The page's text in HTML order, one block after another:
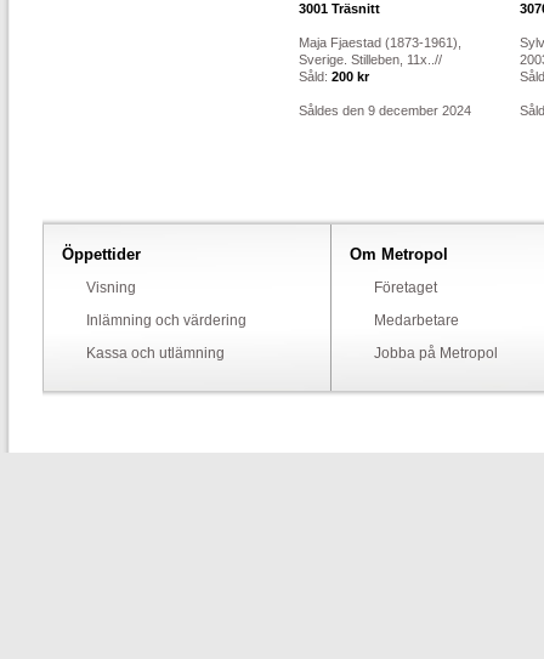
3001 Träsnitt
Maja Fjaestad (1873-1961),
Sverige. Stilleben, 11x..//
Såld: 200 kr
Såldes den 9 december 2024
Öppettider
Visning
Inlämning och värdering
Kassa och utlämning
Om Metropol
Företaget
Medarbetare
Jobba på Metropol